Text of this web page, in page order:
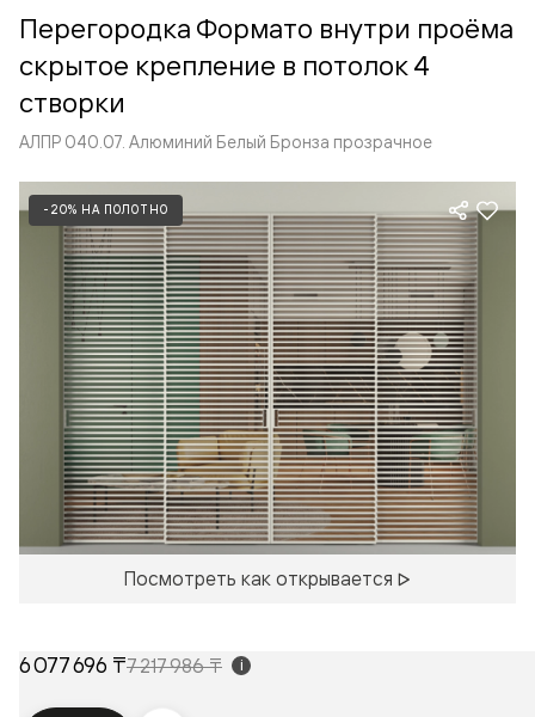
алюминиевых перегородок и дверей координируется
со стеновыми панелями Волховец.
Перегородка Формато внутри проёма
скрытое крепление в потолок 4
створки
АЛПР 040.07. Алюминий Белый Бронза прозрачное
-20% НА ПОЛОТНО
Посмотреть как открывается
6 077 696 ₸7 217 986 ₸ i